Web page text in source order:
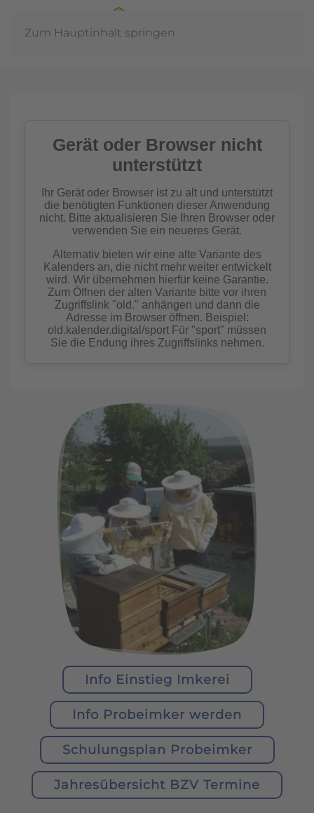
Zum Hauptinhalt springen
Imkern
Info Einstieg Imkerei
Info Probeimker werden
Schulungsplan Probeimker
Jahresübersicht BZV Termine